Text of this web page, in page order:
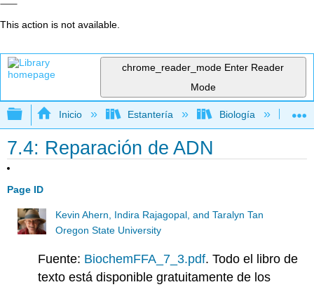
This action is not available.
chrome_reader_mode Enter Reader
Mode
Expandir/contraer jerarquía global
Inicio Estantería Biología
7.4: Reparación de ADN
Page ID
Kevin Ahern, Indira Rajagopal, and Taralyn Tan
Oregon State University
Fuente: BiochemFFA_7_3.pdf. Todo el libro de
texto está disponible gratuitamente de los